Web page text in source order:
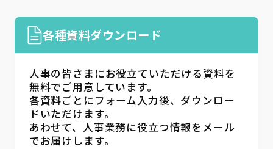
各種資料ダウンロード
人事の皆さまにお役立ていただける資料を
無料でご用意しています。
各資料ごとにフォーム入力後、ダウンロー
ドいただけます。
あわせて、人事業務に役立つ情報をメール
でお届けします。